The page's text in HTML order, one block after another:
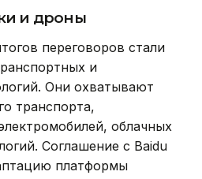
и дроны
переговоров стали
и
Они охватывают
транспорта,
облачных
Соглашение с Baidu
платформы